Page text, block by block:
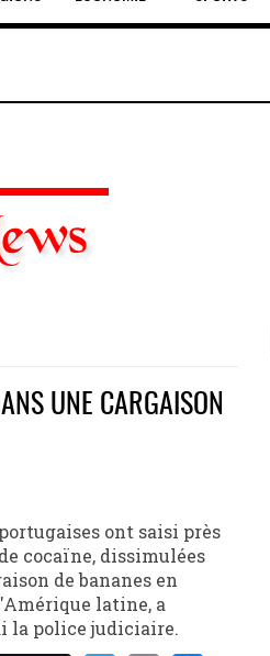
UNE CARGAISON
ont saisi près
cocaïne, dissimulées
de bananes en
latine, a
la police judiciaire.